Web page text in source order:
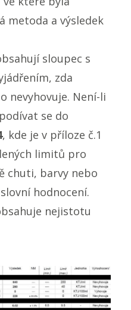
metoda a výsledek
sloupec s
zda
nevyhovuje. Není-li
se do
, kde je v příloze č.1
limitů pro
chuti, barvy nebo
hodnocení.
nejistotu